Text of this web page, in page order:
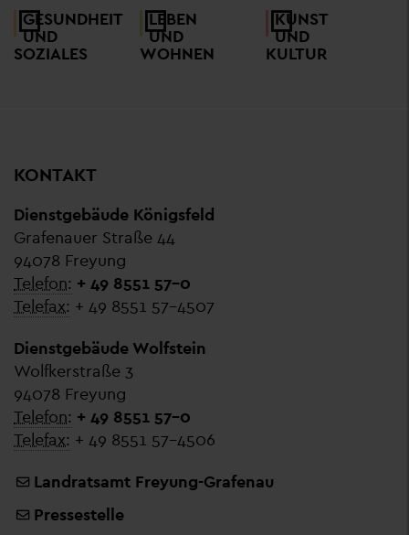
GESUNDHEIT
UND
SOZIALES
LEBEN
UND
WOHNEN
KUNST
UND
KULTUR
KONTAKT
Dienstgebäude Königsfeld
Grafenauer Straße 44
94078 Freyung
Telefon: + 49 8551 57-0
Telefax: + 49 8551 57-4507
Dienstgebäude Wolfstein
Wolfkerstraße 3
94078 Freyung
Telefon: + 49 8551 57-0
Telefax: + 49 8551 57-4506
Landratsamt Freyung-Grafenau
Pressestelle